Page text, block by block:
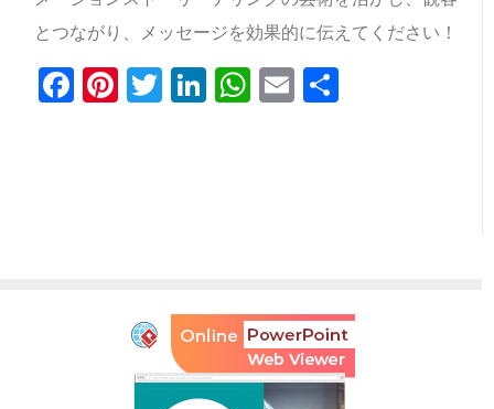
とつながり、メッセージを効果的に伝えてください！
Facebook
Pinterest
Twitter
LinkedIn
WhatsApp
Email